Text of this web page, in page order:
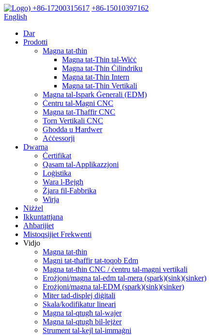
+86-17200315617 +86-15010397162
English
Dar
Prodotti
Magna tat-tħin
Magna tat-Tħin tal-Wiċċ
Magna tat-Tħin Ċilindriku
Magna tat-Tħin Intern
Magna tat-Tħin Vertikali
Magna tal-Ispark Ġenerali (EDM)
Ċentru tal-Magni CNC
Magna tat-Tħaffir CNC
Torn Vertikali CNC
Għodda u Ħardwer
Aċċessorji
Dwarna
Ċertifikat
Qasam tal-Applikazzjoni
Loġistika
Wara l-Bejgħ
Żjara fil-Fabbrika
Wirja
Niżżel
Ikkuntattjana
Aħbarijiet
Mistoqsijiet Frekwenti
Vidjo
Magna tat-tħin
Magni tat-tħaffir tat-toqob Edm
Magna tat-tħin CNC / ċentru tal-magni vertikali
Erożjoni/magna tal-edm tal-mera (spark)(sink)(sinker)
Erożjoni/magna tal-EDM (spark)(sink)(sinker)
Miter tad-displej diġitali
Skala/kodifikatur lineari
Magna tal-qtugħ tal-wajer
Magna tal-qtugħ bil-lejżer
Strument tal-kejl tal-immaġni